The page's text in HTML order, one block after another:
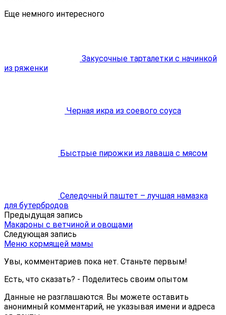
Еще немного интересного
Закусочные тарталетки с начинкой
из ряженки
Черная икра из соевого соуса
Быстрые пирожки из лаваша с мясом
Селедочный паштет – лучшая намазка
для бутербродов
Предыдущая запись
Макароны с ветчиной и овощами
Следующая запись
Меню кормящей мамы
Увы, комментариев пока нет. Станьте первым!
Есть, что сказать? - Поделитесь своим опытом
Данные не разглашаются. Вы можете оставить
анонимный комментарий, не указывая имени и адреса